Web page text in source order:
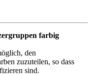
farbig
den
zuzuteilen, so dass
sind.